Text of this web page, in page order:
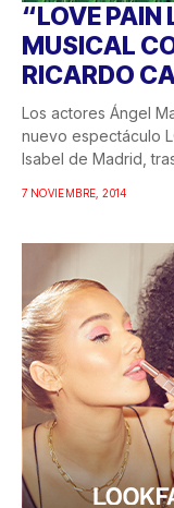
“LOVE PAIN
MUSICAL
RICARDO
Los actores Ángel
nuevo espectáculo
Isabel de Madrid,
7 NOVIEMBRE, 2014